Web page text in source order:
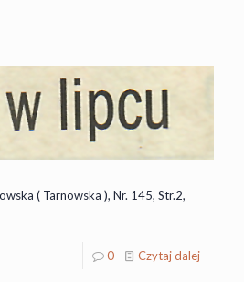
( Tarnowska ), Nr. 145, Str.2,
0 Czytaj dalej